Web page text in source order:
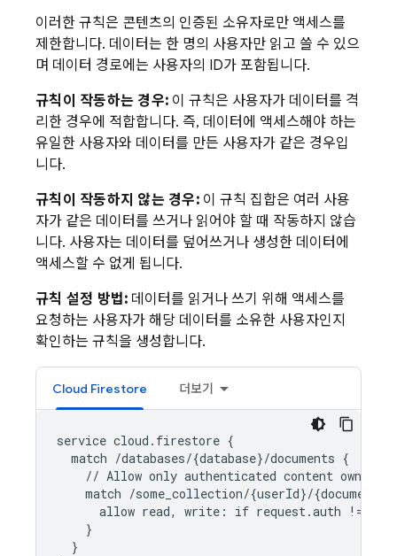
이러한 규칙은 콘텐츠의 인증된 소유자로만 액세스를
제한합니다. 데이터는 한 명의 사용자만 읽고 쓸 수 있으
며 데이터 경로에는 사용자의 ID가 포함됩니다.
규칙이 작동하는 경우: 이 규칙은 사용자가 데이터를 격
리한 경우에 적합합니다. 즉, 데이터에 액세스해야 하는
유일한 사용자와 데이터를 만든 사용자가 같은 경우입
니다.
규칙이 작동하지 않는 경우:이 규칙 집합은 여러 사용
자가 같은 데이터를 쓰거나 읽어야 할 때 작동하지 않습
니다. 사용자는 데이터를 덮어쓰거나 생성한 데이터에
액세스할 수 없게 됩니다.
규칙 설정 방법: 데이터를 읽거나 쓰기 위해 액세스를
요청하는 사용자가 해당 데이터를 소유한 사용자인지
확인하는 규칙을 생성합니다.
Cloud Firestore 더보기
service cloud.firestore {
  match /databases/{database}/documents {
// Allow only authenticated content owners
match /some_collection/{userId}/{document}
allow read, write: if request.auth !=
    }
  }